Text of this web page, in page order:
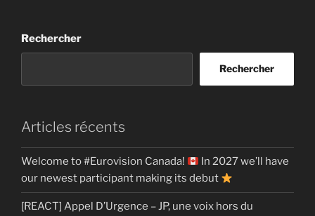
Rechercher
Rechercher
Articles récents
Welcome to #Eurovision Canada!
In 2027 we’ll have
our newest participant making its debut
[REACT] Appel D’Urgence – JP, une voix hors du